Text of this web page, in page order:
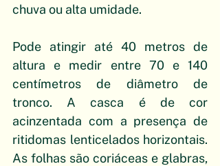
chuva ou alta umidade.
Pode atingir até 40 metros de
altura e medir entre 70 e 140
centímetros de diâmetro de
tronco. A casca é de cor
acinzentada com a presença de
ritidomas lenticelados horizontais.
As folhas são coriáceas e glabras,